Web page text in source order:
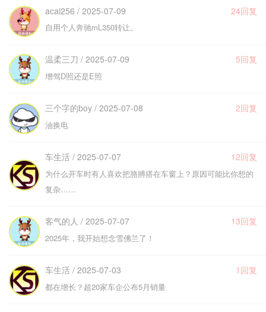
acai256 / 2025-07-09 24回复
自用个人奔驰mL350转让。
温柔三刀 / 2025-07-09 5回复
增驾D照还是E照
三个字的boy / 2025-07-08 2回复
油换电
车生活 / 2025-07-07 12回复
为什么开车时有人喜欢把胳膊搭在车窗上？原因可能比你想的
复杂……
客气的人 / 2025-07-07 13回复
2025年，我开始想念雪佛兰了！
车生活 / 2025-07-03 1回复
都在增长？超20家车企公布5月销量